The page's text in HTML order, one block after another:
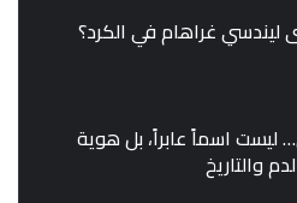
ليندسي غراهام في الكرد؟
ليست اسماً عابراً، بل هوية
والتاريخ